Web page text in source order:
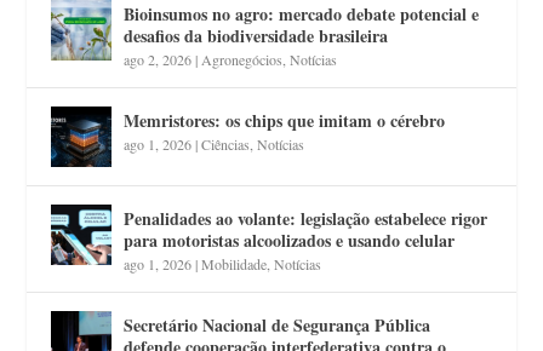
Bioinsumos no agro: mercado debate potencial e
desafios da biodiversidade brasileira
ago 2, 2026| Agronegócios ,Notícias
Memristores: os chips que imitam o cérebro
ago 1, 2026|Ciências ,Notícias
Penalidades ao volante: legislação estabelece rigor
para motoristas alcoolizados e usando celular
ago 1, 2026|Mobilidade ,Notícias
Secretário Nacional de Segurança Pública